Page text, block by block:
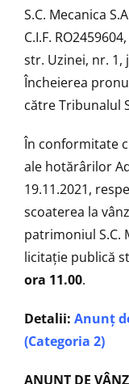
S.C. Mecanica
C.I.F.
str. Uzinei, nr. 1,
Încheierea
către Tribunalul
În conformitate
ale hotărârilor
19.11.2021,
scoaterea la
patrimoniul S.C.
licitaţie publică
ora 11.00.
Detalii: Anunț
(Categoria 2)
ANUNŢ DE